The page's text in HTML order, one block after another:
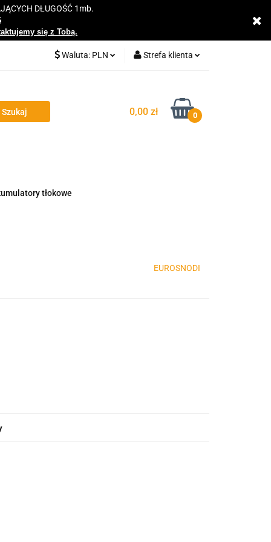
DŁUGOŚĆ 1mb.
się z Tobą.
Waluta: PLN Strefa klienta
Zarejestruj się
Dodaj zgłoszenie
0,00 zł 0
tłokowe
EUROSNODI